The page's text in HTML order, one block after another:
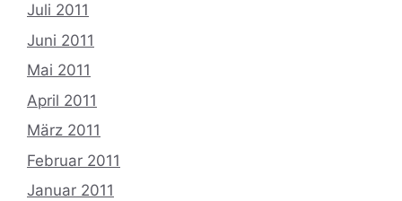
Juli 2011
Juni 2011
Mai 2011
April 2011
März 2011
Februar 2011
Januar 2011